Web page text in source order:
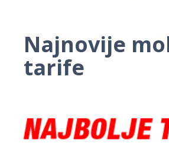
Najnovije
tarife